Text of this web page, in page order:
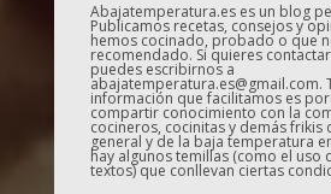
Abajatemperatura.es es un blog
Publicamos recetas, consejos y
hemos cocinado, probado o que
recomendado. Si quieres
puedes escribirnos a
abajatemperatura.es@gmail.com.
información que facilitamos es
compartir conocimiento con la
cocineros, cocinitas y demás frikis
general y de la baja temperatura
hay algunos temillas (como el uso
textos) que conllevan ciertas